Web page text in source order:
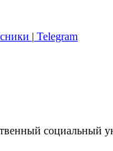
| Telegram
социальный